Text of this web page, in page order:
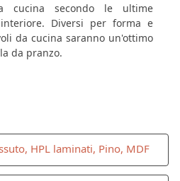
cucina secondo le ultime
Diversi per forma e
da cucina saranno un'ottimo
da pranzo.
HPL laminati, Pino, MDF